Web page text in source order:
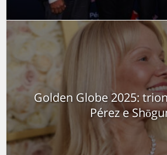
Golden Globe 2025:
Pérez e